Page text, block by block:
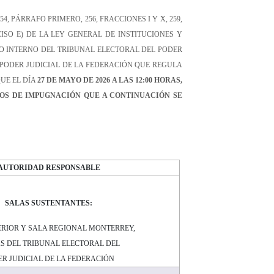
PÁRRAFO PRIMERO, 256, FRACCIONES I Y X, 259,
E) DE LA LEY GENERAL DE INSTITUCIONES Y
DEL TRIBUNAL ELECTORAL DEL PODER
JUDICIAL DE LA FEDERACIÓN QUE REGULA
EL DÍA 27DE MAYO DE 2026 A LAS 12:00HORAS,
S DE IMPUGNACIÓN QUE A CONTINUACIÓN SE
RESPONSABLE
SALAS SUSTENTANTES:
Y SALA REGIONAL MONTERREY,
DEL TRIBUNAL ELECTORAL DEL
JUDICIAL DE LA FEDERACIÓN